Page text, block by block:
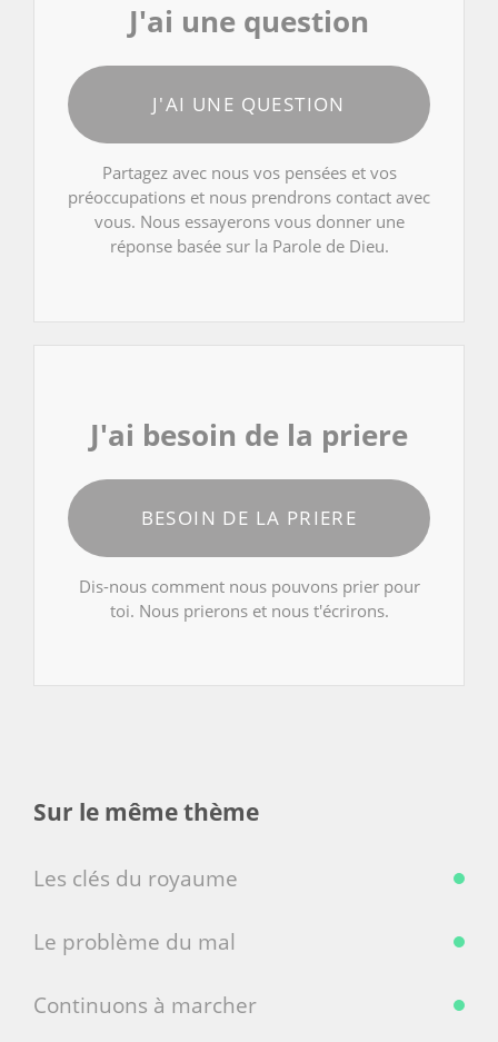
J'ai une question
J'AI UNE QUESTION
Partagez avec nous vos pensées et vos
préoccupations et nous prendrons contact avec
vous. Nous essayerons vous donner une
réponse basée sur la Parole de Dieu.
J'ai besoin de la priere
BESOIN DE LA PRIERE
Dis-nous comment nous pouvons prier pour
toi. Nous prierons et nous t'écrirons.
Sur le même thème
Les clés du royaume
Le problème du mal
Continuons à marcher